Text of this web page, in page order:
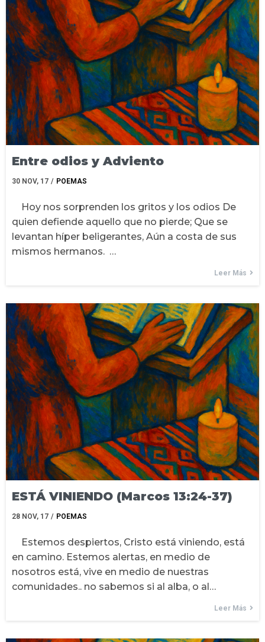
Entre odios y Adviento
30 NOV, 17 / POEMAS
Hoy nos sorprenden los gritos y los odios De
quien defiende aquello que no pierde; Que se
levantan híper beligerantes, Aún a costa de sus
mismos hermanos. …
Leer Más
ESTÁ VINIENDO (Marcos 13:24-37)
28 NOV, 17 / POEMAS
Estemos despiertos, Cristo está viniendo, está
en camino. Estemos alertas, en medio de
nosotros está, vive en medio de nuestras
comunidades.. no sabemos si al alba, o al…
Leer Más